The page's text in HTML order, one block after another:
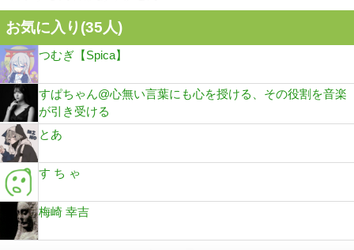
お気に入り(35人)
つむぎ【Spica】
すぱちゃん@心無い言葉にも心を授ける、その役割を音楽
が引き受ける
とあ
す ち ゃ
梅崎 幸吉